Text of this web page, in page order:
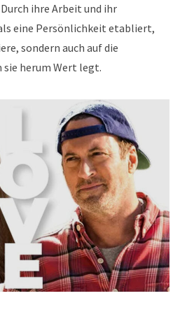
ihre Arbeit und ihr
eine Persönlichkeit etabliert,
sondern auch auf die
sie herum Wert legt.